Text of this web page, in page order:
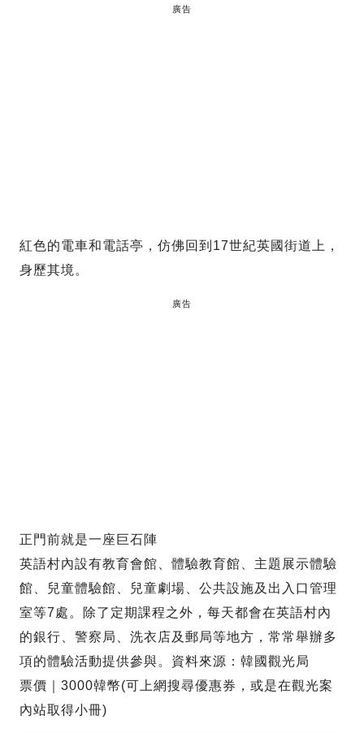
廣告
紅色的電車和電話亭，仿佛回到17世紀英國街道上，
身歷其境。
廣告
正門前就是一座巨石陣
英語村內設有教育會館、體驗教育館、主題展示體驗
館、兒童體驗館、兒童劇場、公共設施及出入口管理
室等7處。除了定期課程之外，每天都會在英語村內
的銀行、警察局、洗衣店及郵局等地方，常常舉辦多
項的體驗活動提供參與。資料來源：韓國觀光局
票價｜3000韓幣(可上網搜尋優惠券，或是在觀光案
內站取得小冊)